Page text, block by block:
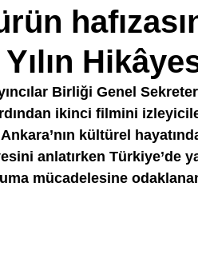
Birliği Genel
ikinci filmini
Ankara’nın kültürel
anlatırken Türkiye’de
mücadelesine